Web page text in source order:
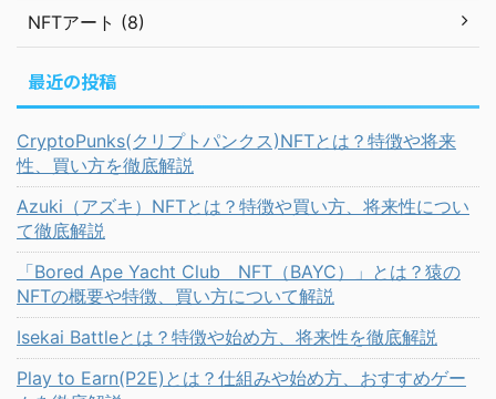
NFTアート (8)
最近の投稿
CryptoPunks(クリプトパンクス)NFTとは？特徴や将来
性、買い方を徹底解説
Azuki（アズキ）NFTとは？特徴や買い方、将来性につい
て徹底解説
「Bored Ape Yacht Club NFT（BAYC）」とは？猿の
NFTの概要や特徴、買い方について解説
Isekai Battleとは？特徴や始め方、将来性を徹底解説
Play to Earn(P2E)とは？仕組みや始め方、おすすめゲー